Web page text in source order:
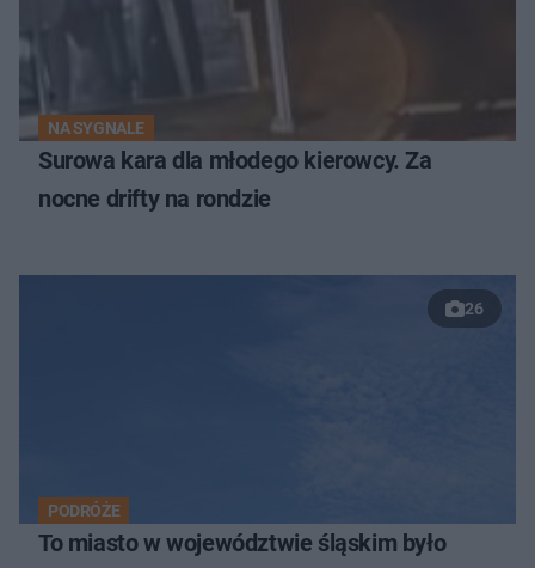
NA SYGNALE
Surowa kara dla młodego kierowcy. Za
nocne drifty na rondzie
26
PODRÓŻE
To miasto w województwie śląskim było